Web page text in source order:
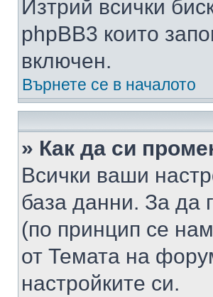
Изтрий всички
phpBB3 които
включен.
Върнете се в началото
» Как да си
Всички ваши
база данни. За да
(по принцип се
от Темата на
настройките си.